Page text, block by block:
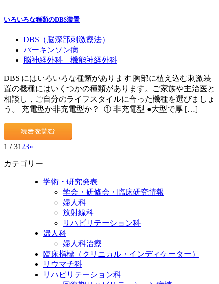
いろいろな種類のDBS装置
DBS（脳深部刺激療法）
パーキンソン病
脳神経外科 機能神経外科
DBS にはいろいろな種類があります 胸部に植え込む刺激装
置の機種にはいくつかの種類があります。ご家族や主治医と
相談し，ご自分のライフスタイルに合った機種を選びましょ
う。 充電型か非充電型か？ ① 非充電型 ●大型で厚 […]
1 / 31 23»
カテゴリー
学術・研究発表
学会・研修会・臨床研究情報
婦人科
放射線科
リハビリテーション科
婦人科
婦人科治療
臨床指標（クリニカル・インディケーター）
リウマチ科
リハビリテーション科